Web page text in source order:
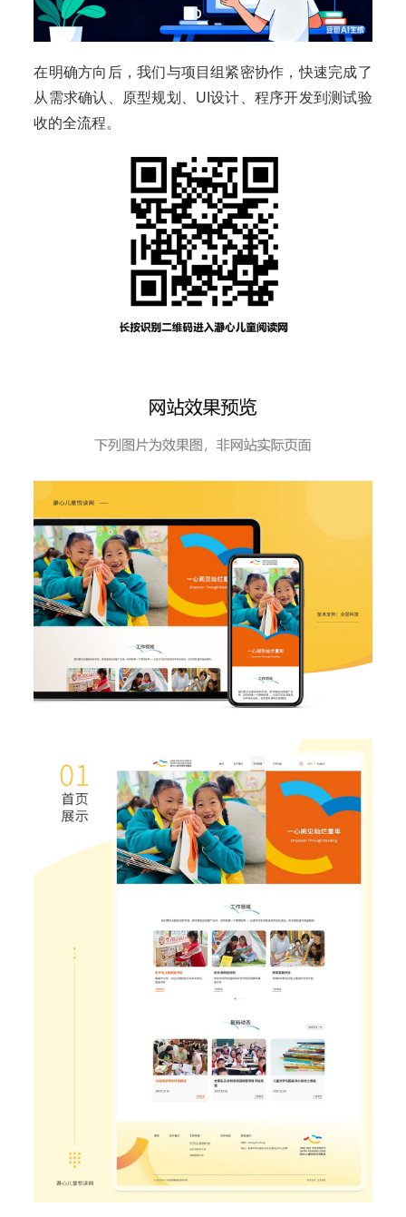
在明确方向后，我们与项目组紧密协作，快速完成了
从需求确认、原型规划、UI设计、程序开发到测试验
收的全流程。